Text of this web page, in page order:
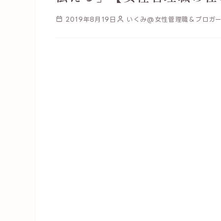
2019年8月19日 いくみ@女性管理職＆ブロガ